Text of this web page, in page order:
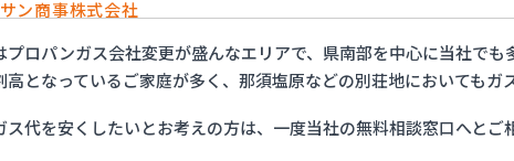
サン商事株式会社
ティプロパンガス
フ株式会社 大田原店
ロパン株式会社
運株式会社プロパンガス
プロパンガス会社変更が盛んなエリアで、県南部を中心に当社で
高となっているご家庭が多く、那須塩原などの別荘地においてもガ
ス代を安くしたいとお考えの方は、一度当社の無料相談窓口へとご